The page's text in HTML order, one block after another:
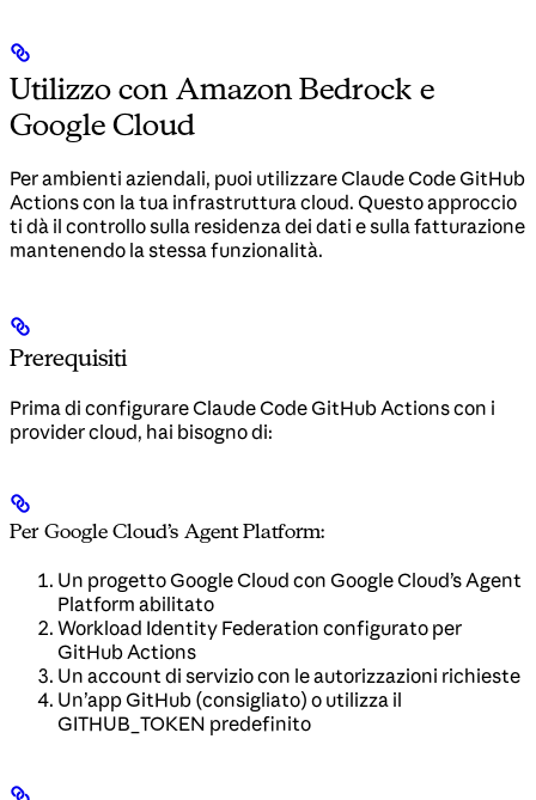
Utilizzo con Amazon Bedrock e
Google Cloud
Per ambienti aziendali, puoi utilizzare Claude Code GitHub
Actions con la tua infrastruttura cloud. Questo approccio
ti dà il controllo sulla residenza dei dati e sulla fatturazione
mantenendo la stessa funzionalità.
Prerequisiti
Prima di configurare Claude Code GitHub Actions con i
provider cloud, hai bisogno di:
Per Google Cloud’s Agent Platform:
Un progetto Google Cloud con Google Cloud’s Agent
Platform abilitato
Workload Identity Federation configurato per
GitHub Actions
Un account di servizio con le autorizzazioni richieste
Un’app GitHub (consigliato) o utilizza il
GITHUB_TOKEN predefinito